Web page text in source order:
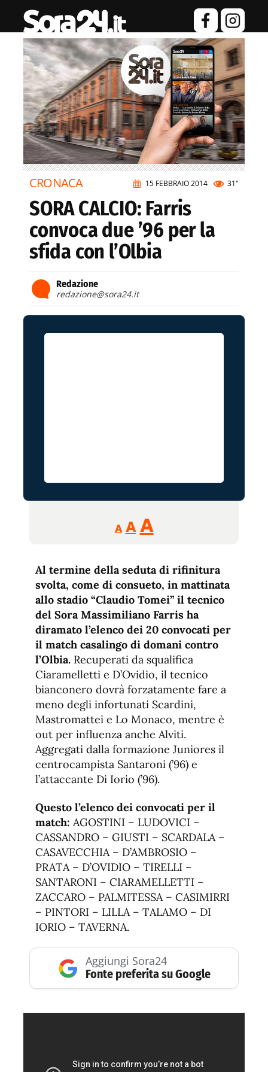
15 FEBBRAIO 2014 31"
CRONACA
SORA CALCIO: Farris
convoca due ’96 per la
sfida con l’Olbia
Redazione
redazione@sora24.it
A
Reducir
tamaño
A Restablecer
de
fuente
AAumentar
de
fuente.
Al termine della seduta di rifinitura
svolta, come di consueto, in mattinata
allo stadio “Claudio Tomei” il tecnico
del Sora Massimiliano Farris ha
diramato l’elenco dei 20 convocati per
il match casalingo di domani contro
l’Olbia. Recuperati da squalifica
Ciaramelletti e D’Ovidio, il tecnico
bianconero dovrà forzatamente fare a
meno degli infortunati Scardini,
Mastromattei e Lo Monaco, mentre è
out per influenza anche Alviti.
Aggregati dalla formazione Juniores il
centrocampista Santaroni (’96) e
l’attaccante Di Iorio (’96).
Questo l’elenco dei convocati per il
match: AGOSTINI – LUDOVICI –
CASSANDRO – GIUSTI – SCARDALA –
CASAVECCHIA – D’AMBROSIO –
PRATA – D’OVIDIO – TIRELLI –
SANTARONI – CIARAMELLETTI –
ZACCARO – PALMITESSA – CASIMIRRI
– PINTORI – LILLA – TALAMO – DI
IORIO – TAVERNA.
Aggiungi Sora24
Fonte preferita su Google